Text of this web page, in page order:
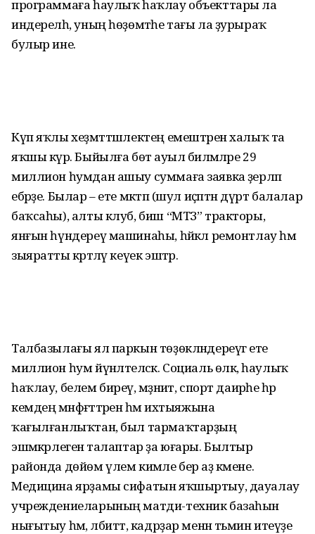
программаға һаулыҡ һаҡлау объекттары ла
индерелһә, уның һөҙөмтәһе тағы ла ҙурыраҡ
булыр ине.
Күп яҡлы хеҙмәттәшлектең ­емеш­тәрен халыҡ та
яҡшы күрә. Быйылға бөтә ауыл биләмәләре 29
миллион һумдан ашыу суммаға заявка әҙерләп
ебәрҙе. Былар – ете мәктәп (шул иҫәптән дүрт балалар
баҡсаһы), алты клуб, биш “МТЗ” тракторы,
янғын һүндереү машинаһы, һәйкәл ремонтлау һәм
зыяратты кәртәләү кеүек эштәр.
Талбазылағы ял паркын төҙөк­лән­дереүгә ете
миллион һум йүнәлтеләсәк. Социаль өлкә, һаулыҡ
һаҡлау, белем биреү, мәҙәниәт, спорт даирәһе һәр
кемдең мәнфәғәттәренә һәм ихтыяжына
ҡағылғанлыҡтан, был тармаҡтарҙың
эшмәкәрлегенә талаптар ҙа юғары. Былтыр
районда дөйөм үлем кимәле бер аҙ кәмене.
Медицина ярҙамы сифатын яҡшыртыу, дауалау
учреждениеларының матди-техник базаһын
нығытыу һәм, әлбиттә, кадрҙар менән тәьмин итеүҙе